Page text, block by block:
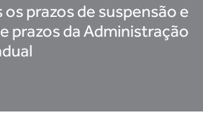
os prazos de suspensão e
prazos da Administração